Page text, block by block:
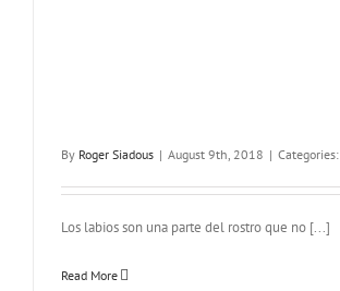
By Roger Siadous | August 9th, 2018 | Categories:
Los labios son una parte del rostro que no [...]
Read More